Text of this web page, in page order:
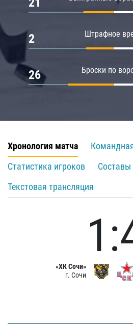
Штрафное
2
Броски по
26
Хронология матча
Статистика игроков
Составы
Текстовая трансляция
«ХК Сочи»
г. Сочи